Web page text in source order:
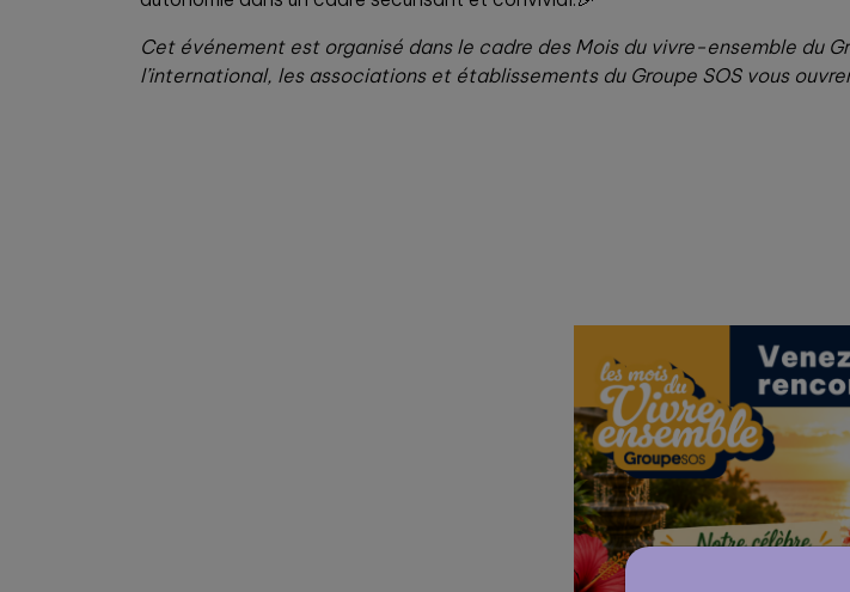
Cet événement est organisé dans le cadre des Mois du vivre-ensemble du
l’international, les associations et établissements du Groupe SOS vous